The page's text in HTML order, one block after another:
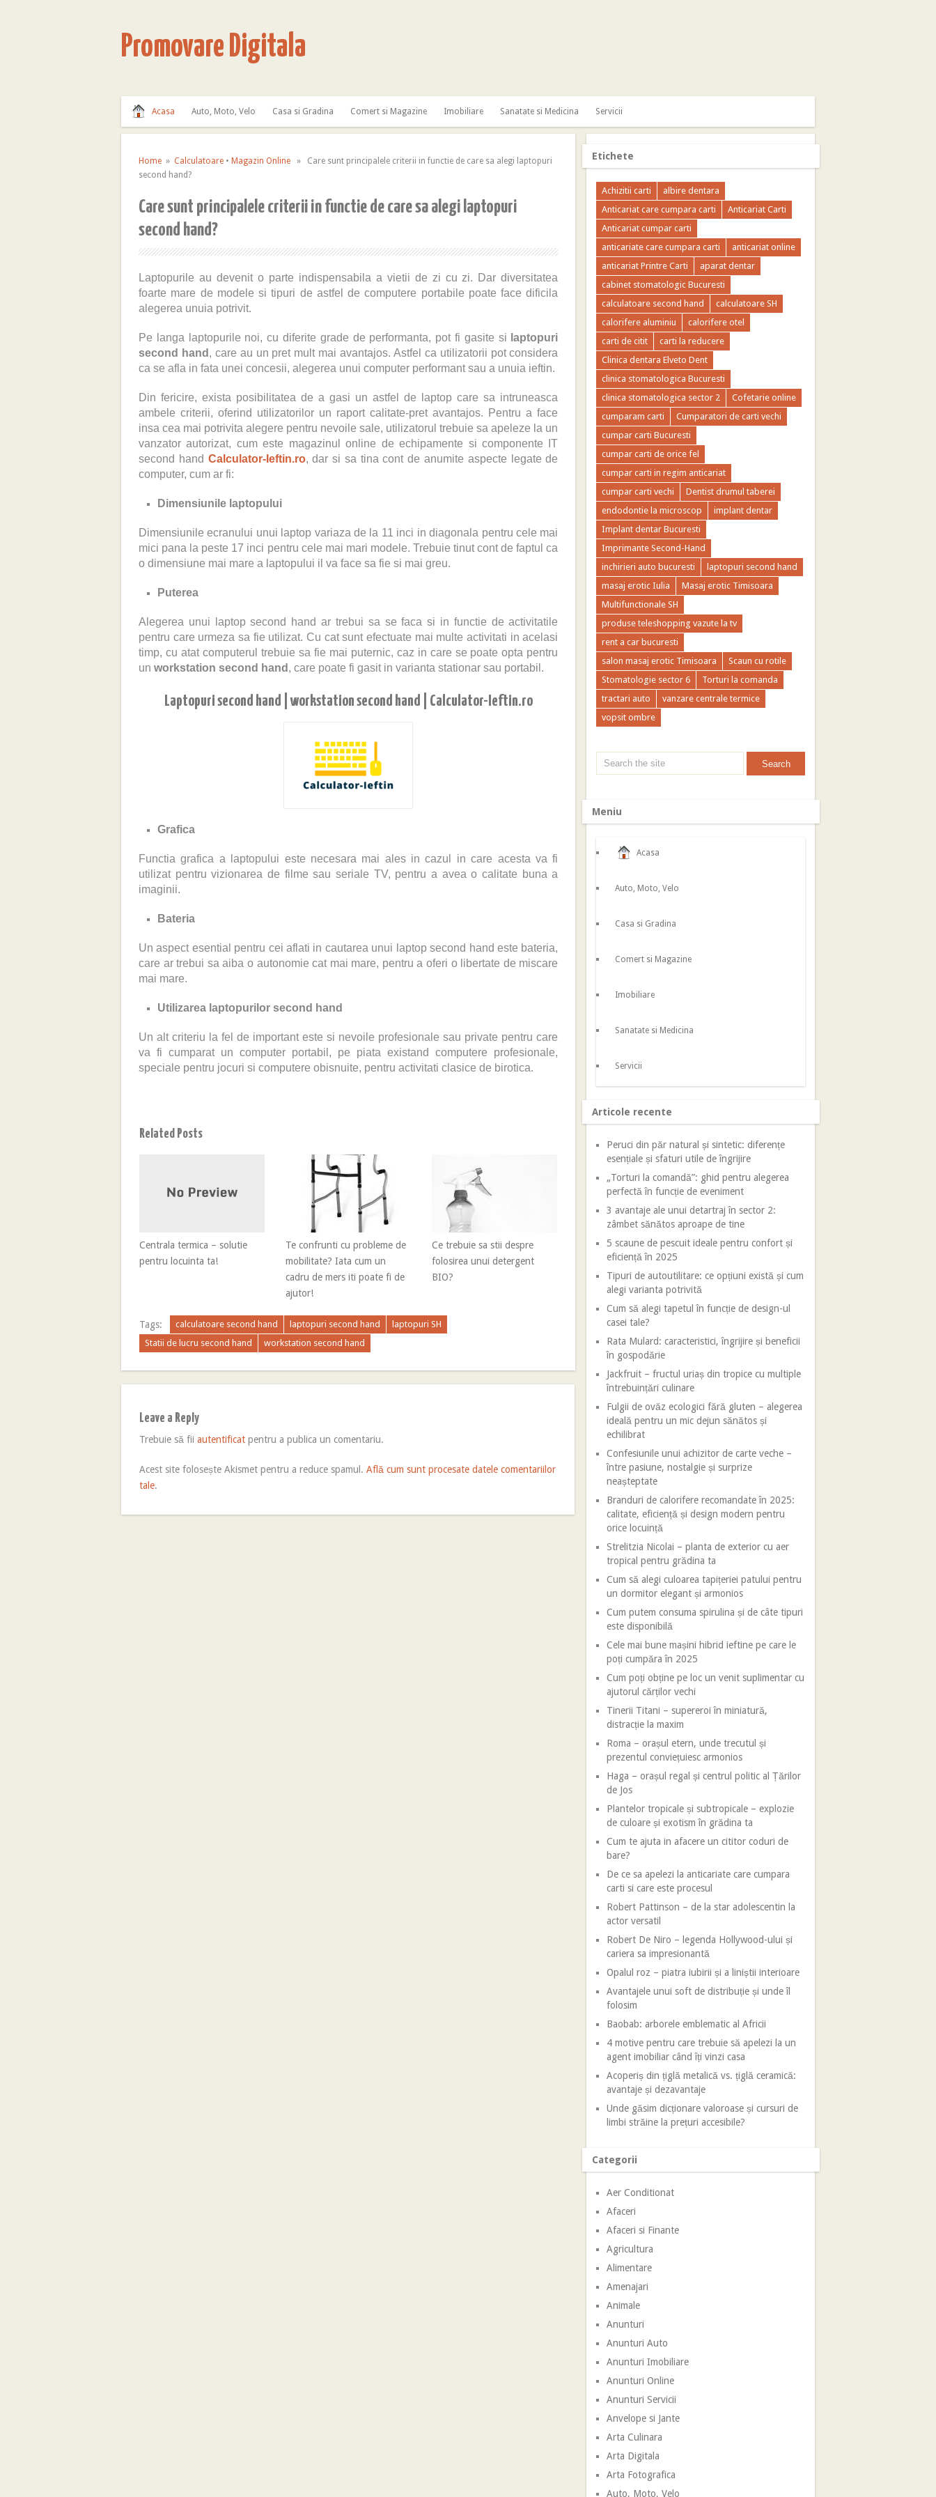
Promovare Digitala
Acasa Auto, Moto, Velo Casa si Gradina Comert si Magazine Imobiliare Sanatate si Medicina Servicii
Home » Calculatoare • Magazin Online » Care sunt principalele criterii in functie de care sa alegi laptopuri
second hand?
Care sunt principalele criterii in functie de care sa alegi laptopuri
second hand?
Laptopurile au devenit o parte indispensabila a vietii de zi cu zi. Dar diversitatea
foarte mare de modele si tipuri de astfel de computere portabile poate face dificila
alegerea unuia potrivit.
Pe langa laptopurile noi, cu diferite grade de performanta, pot fi gasite si laptopuri
second hand , care au un pret mult mai avantajos. Astfel ca utilizatorii pot considera
ca se afla in fata unei concesii, alegerea unui computer performant sau a unuia ieftin.
Din fericire, exista posibilitatea de a gasi un astfel de laptop care sa intruneasca
ambele criterii, oferind utilizatorilor un raport calitate-pret avantajos. Pentru a face
insa cea mai potrivita alegere pentru nevoile sale, utilizatorul trebuie sa apeleze la un
vanzator autorizat, cum este magazinul online de echipamente si componente IT
second hand Calculator-Ieftin.ro, dar si sa tina cont de anumite aspecte legate de
computer, cum ar fi:
Dimensiunile laptopului
Dimensiunile ecranului unui laptop variaza de la 11 inci in diagonala pentru cele mai
mici pana la peste 17 inci pentru cele mai mari modele. Trebuie tinut cont de faptul ca
o dimensiune mai mare a laptopului il va face sa fie si mai greu.
Puterea
Alegerea unui laptop second hand ar trebui sa se faca si in functie de activitatile
pentru care urmeza sa fie utilizat. Cu cat sunt efectuate mai multe activitati in acelasi
timp, cu atat computerul trebuie sa fie mai puternic, caz in care se poate opta pentru
un workstation second hand , care poate fi gasit in varianta stationar sau portabil.
Laptopuri second hand | workstation second hand | Calculator-Ieftin.ro
Grafica
Functia grafica a laptopului este necesara mai ales in cazul in care acesta va fi
utilizat pentru vizionarea de filme sau seriale TV, pentru a avea o calitate buna a
imaginii.
Bateria
Un aspect esential pentru cei aflati in cautarea unui laptop second hand este bateria,
care ar trebui sa aiba o autonomie cat mai mare, pentru a oferi o libertate de miscare
mai mare.
Utilizarea laptopurilor second hand
Un alt criteriu la fel de important este si nevoile profesionale sau private pentru care
va fi cumparat un computer portabil, pe piata existand computere profesionale,
speciale pentru jocuri si computere obisnuite, pentru activitati clasice de birotica.
Related Posts
Centrala termica – solutie
pentru locuinta ta!
Te confrunti cu probleme de
mobilitate? Iata cum un
cadru de mers iti poate fi de
ajutor!
Ce trebuie sa stii despre
folosirea unui detergent
BIO?
Tags: calculatoare second hand laptopuri second hand
laptopuri SH
Statii de lucru second hand
workstation second hand
Leave a Reply
Trebuie să fiiautentificat pentru a publica un comentariu.
Acest site folosește Akismet pentru a reduce spamul.Află cum sunt procesate datele comentariilor
tale.
Etichete
Achizitii carti
albire dentara
Anticariat care cumpara carti
Anticariat Carti
Anticariat cumpar carti
anticariate care cumpara carti
anticariat online
anticariat Printre Carti
aparat dentar
cabinet stomatologic Bucuresti
calculatoare second hand
calculatoare SH
calorifere aluminiu
calorifere otel
carti de citit
carti la reducere
Clinica dentara Elveto Dent
clinica stomatologica Bucuresti
clinica stomatologica sector 2
Cofetarie online
cumparam carti
Cumparatori de carti vechi
cumpar carti Bucuresti
cumpar carti de orice fel
cumpar carti in regim anticariat
cumpar carti vechi
Dentist drumul taberei
endodontie la microscop
implant dentar
Implant dentar Bucuresti
Imprimante Second-Hand
inchirieri auto bucuresti
laptopuri second hand
masaj erotic Iulia
Masaj erotic Timisoara
Multifunctionale SH
produse teleshopping vazute la tv
rent a car bucuresti
salon masaj erotic Timisoara
Scaun cu rotile
Stomatologie sector 6
Torturi la comanda
tractari auto
vanzare centrale termice
vopsit ombre
Meniu
Acasa
Auto, Moto, Velo
Casa si Gradina
Comert si Magazine
Imobiliare
Sanatate si Medicina
Servicii
Articole recente
Peruci din păr natural și sintetic: diferențe
esențiale și sfaturi utile de îngrijire
„Torturi la comandă”: ghid pentru alegerea
perfectă în funcție de eveniment
3 avantaje ale unui detartraj în sector 2:
zâmbet sănătos aproape de tine
5 scaune de pescuit ideale pentru confort și
eficiență în 2025
Tipuri de autoutilitare: ce opțiuni există și cum
alegi varianta potrivită
Cum să alegi tapetul în funcție de design-ul
casei tale?
Rata Mulard: caracteristici, îngrijire și beneficii
în gospodărie
Jackfruit – fructul uriaș din tropice cu multiple
întrebuințări culinare
Fulgii de ovăz ecologici fără gluten – alegerea
ideală pentru un mic dejun sănătos și
echilibrat
Confesiunile unui achizitor de carte veche –
între pasiune, nostalgie și surprize
neașteptate
Branduri de calorifere recomandate în 2025:
calitate, eficiență și design modern pentru
orice locuință
Strelitzia Nicolai – planta de exterior cu aer
tropical pentru grădina ta
Cum să alegi culoarea tapițeriei patului pentru
un dormitor elegant și armonios
Cum putem consuma spirulina și de câte tipuri
este disponibilă
Cele mai bune mașini hibrid ieftine pe care le
poți cumpăra în 2025
Cum poți obține pe loc un venit suplimentar cu
ajutorul cărților vechi
Tinerii Titani – supereroi în miniatură,
distracție la maxim
Roma – orașul etern, unde trecutul și
prezentul conviețuiesc armonios
Haga – orașul regal și centrul politic al Țărilor
de Jos
Plantelor tropicale și subtropicale – explozie
de culoare și exotism în grădina ta
Cum te ajuta in afacere un cititor coduri de
bare?
De ce sa apelezi la anticariate care cumpara
carti si care este procesul
Robert Pattinson – de la star adolescentin la
actor versatil
Robert De Niro – legenda Hollywood-ului și
cariera sa impresionantă
Opalul roz – piatra iubirii și a liniștii interioare
Avantajele unui soft de distribuție și unde îl
folosim
Baobab: arborele emblematic al Africii
4 motive pentru care trebuie să apelezi la un
agent imobiliar când îți vinzi casa
Acoperiș din țiglă metalică vs. țiglă ceramică:
avantaje și dezavantaje
Unde găsim dicționare valoroase și cursuri de
limbi străine la prețuri accesibile?
Categorii
Aer Conditionat
Afaceri
Afaceri si Finante
Agricultura
Alimentare
Amenajari
Animale
Anunturi
Anunturi Auto
Anunturi Imobiliare
Anunturi Online
Anunturi Servicii
Anvelope si Jante
Arta Culinara
Arta Digitala
Arta Fotografica
Auto, Moto, Velo